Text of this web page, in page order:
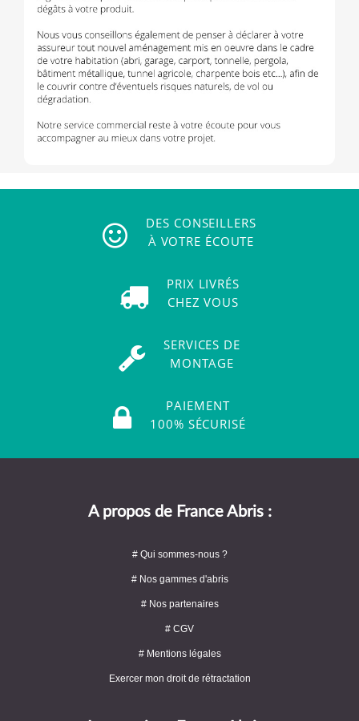
DES CONSEILLERS
À VOTRE ÉCOUTE
PRIX LIVRÉS
CHEZ VOUS
SERVICES DE
MONTAGE
PAIEMENT
100% SÉCURISÉ
A propos de France Abris :
# Qui sommes-nous ?
# Nos gammes d'abris
# Nos partenaires
# CGV
# Mentions légales
Exercer mon droit de rétractation